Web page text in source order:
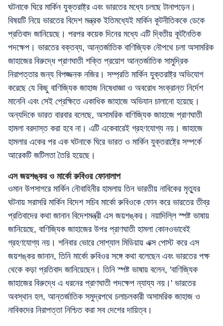
ঘটনাকে ঘিরে মার্কিন যুক্তরাষ্ট্র এবং ভারতের মধ্যে চলছে টানাপড়েন।
বিষয়টি নিয়ে ভারতের বিদেশ মন্ত্রক ইতিমধ্যেই মার্কিন কূটনীতিককে ডেকে
প্রতিবাদ জানিয়েছে। পরপর কয়েক দিনের মধ্যে এটি দ্বিতীয় কূটনৈতিক
পদক্ষেপ। ভারতের বক্তব্য, আন্তর্জাতিক বাণিজ্যিক নৌপথে চলা অসামরিক
জাহাজের বিরুদ্ধে প্রাণঘাতী শক্তি প্রয়োগ আন্তর্জাতিক সামুদ্রিক
নিরাপত্তার জন্য বিপজ্জনক নজির। সম্প্রতি মার্কিন যুক্তরাষ্ট্র অভিযোগ
করেছে যে কিছু বাণিজ্যিক জাহাজ নিষেধাজ্ঞা ও অবরোধ সংক্রান্ত নির্দেশ
মানেনি এবং সেই প্রেক্ষিতে একাধিক জাহাজে অভিযান চালানো হয়েছে।
অন্যদিকে ভারত বারবার বলেছে, অসামরিক বাণিজ্যিক জাহাজে প্রাণঘাতী
হামলা বরদাস্ত করা হবে না। এটি একেবারেই গ্রহণযোগ্য নয়। জাহাজে
হামলার একের পর এক ঘটনাকে ঘিরে ভারত ও মার্কিন যুক্তরাষ্ট্রে সম্পর্কে
আরেকটি জটিলতা তৈরি হয়েছে।
এস জয়শঙ্কর ও মার্কো রুবিওর ফোনালাপ
ওমান উপসাগরে মার্কিন নৌবাহিনীর হামলায় তিন ভারতীয় নাবিকের মৃত্যুর
ঘটনায় সরাসরি মার্কিন বিদেশ সচিব মার্কো রুবিওকে ফোন করে ভারতের তীব্র
প্রতিবাদের কথা জানান বিদেশমন্ত্রী এস জয়শঙ্কর। নয়াদিল্লি স্পষ্ট ভাষায়
জানিয়েছে, বাণিজ্যিক জাহাজের উপর প্রাণঘাতী হামলা কোনওভাবেই
গ্রহণযোগ্য নয়। শনিবার ভোরে সোশ্যাল মিডিয়ায় এক্স পোস্ট করে এস
জয়শঙ্কর জানান, তিনি মার্কো রুবিওর সঙ্গে কথা বলেছেন এবং ভারতের পক্ষ
থেকে কড়া প্রতিবাদ জানিয়েছেন। তিনি স্পষ্ট ভাষায় বলেন, 'বাণিজ্যিক
জাহাজের বিরুদ্ধে এ ধরনের প্রাণঘাতী পদক্ষেপ ন্যায্য নয়।' ভারতের
অবস্থান হল, আন্তর্জাতিক সমুদ্রপথে চলাচলকারী অসামরিক জাহাজ ও
নাবিকদের নিরাপত্তা নিশ্চিত করা সব দেশের দায়িত্ব।